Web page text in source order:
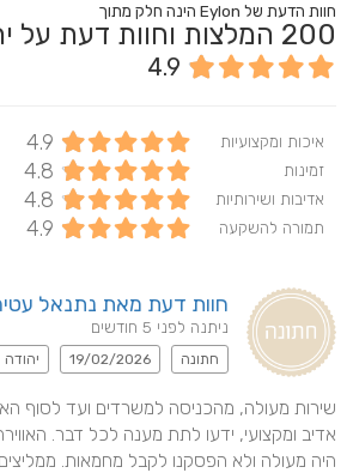
חוות הדעת של Eylon הינה חלק מתוך
200 המלצות וחוות דעת על
4.9
איכות ומקצועיות 4.9
זמינות 4.8
אדיבות ושירותיות 4.8
תמורה להשקעה 4.9
חוות דעת מאת נתנאל
ניתנה לפני 5 חודשים
חתונה 19/02/2026 יהודה
היה מעולה ולא הפסקנו לקבל מחמאות.